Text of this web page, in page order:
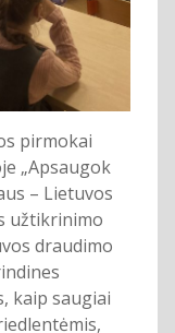
pirmokai
„Apsaugok
– Lietuvos
užtikrinimo
draudimo
kaip saugiai